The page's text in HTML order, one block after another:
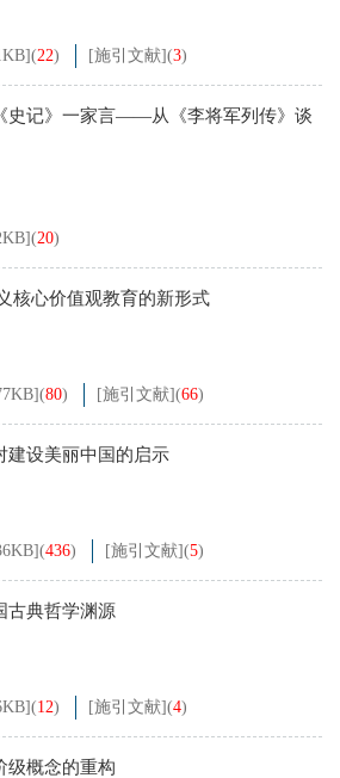
](22) [施引文献](3)
史记》一家言——从《李将军列传》谈
](20)
核心价值观教育的新形式
](80) [施引文献](66)
建设美丽中国的启示
](436) [施引文献](5)
古典哲学渊源
](12) [施引文献](4)
级概念的重构